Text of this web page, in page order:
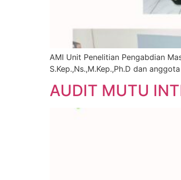
AMI Unit Penelitian Pengabdian
S.Kep.,Ns.,M.Kep.,Ph.D dan
AUDIT MUTU